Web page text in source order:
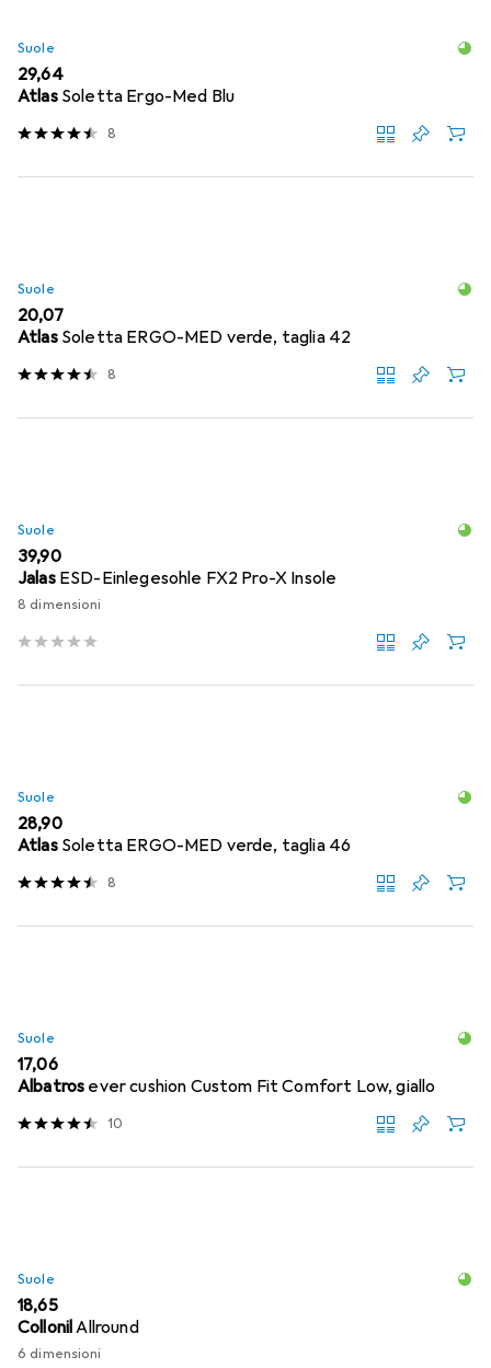
Suole
EUR
29,64
Atlas Soletta Ergo-Med Blu
8
Suole
EUR
20,07
Atlas Soletta ERGO-MED verde, taglia 42
8
Suole
EUR
39,90
Jalas ESD-Einlegesohle FX2 Pro-X Insole
8 dimensioni
Suole
EUR
28,90
Atlas Soletta ERGO-MED verde, taglia 46
8
Suole
EUR
17,06
Albatros ever cushion Custom Fit Comfort Low, giallo
10
Suole
EUR
18,65
CollonilAllround
6 dimensioni